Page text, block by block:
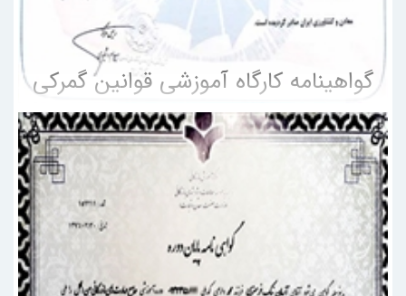
گواهینامه کارگاه آموزشی قوانین گمرکی